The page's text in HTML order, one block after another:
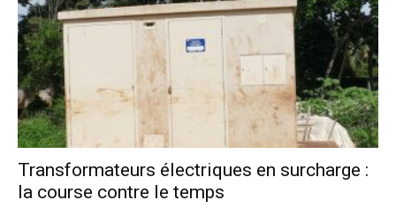
Transformateurs électriques en surcharge :
la course contre le temps